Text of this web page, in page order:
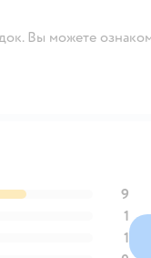
Вы можете
9
1
1